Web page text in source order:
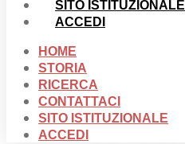
SITO ISTITUZIONALE
ACCEDI
HOME
STORIA
RICERCA
CONTATTACI
SITO ISTITUZIONALE
ACCEDI